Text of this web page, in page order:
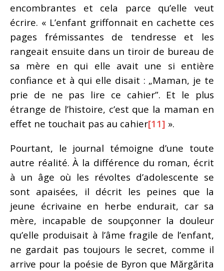
encombrantes et cela parce qu’elle veut
écrire. « L’enfant griffonnait en cachette ces
pages frémissantes de tendresse et les
rangeait ensuite dans un tiroir de bureau de
sa mère en qui elle avait une si entière
confiance et à qui elle disait : „Maman, je te
prie de ne pas lire ce cahier”. Et le plus
étrange de l’histoire, c’est que la maman en
effet ne touchait pas au cahier[11] ».
Pourtant, le journal témoigne d’une toute
autre réalité. À la différence du roman, écrit
à un âge où les révoltes d’adolescente se
sont apaisées, il décrit les peines que la
jeune écrivaine en herbe endurait, car sa
mère, incapable de soupçonner la douleur
qu’elle produisait à l’âme fragile de l’enfant,
ne gardait pas toujours le secret, comme il
arrive pour la poésie de Byron que Mărgărita